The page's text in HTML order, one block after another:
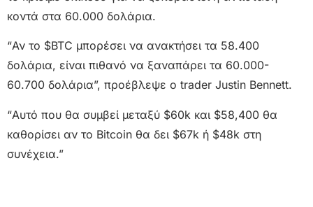
κοντά στα 60.000 δολάρια.
“Αν το $BTC μπορέσει να ανακτήσει τα 58.400
δολάρια, είναι πιθανό να ξαναπάρει τα 60.000-
60.700 δολάρια”, προέβλεψε ο trader Justin Bennett.
“Αυτό που θα συμβεί μεταξύ $60k και $58,400 θα
καθορίσει αν το Bitcoin θα δει $67k ή $48k στη
συνέχεια.”